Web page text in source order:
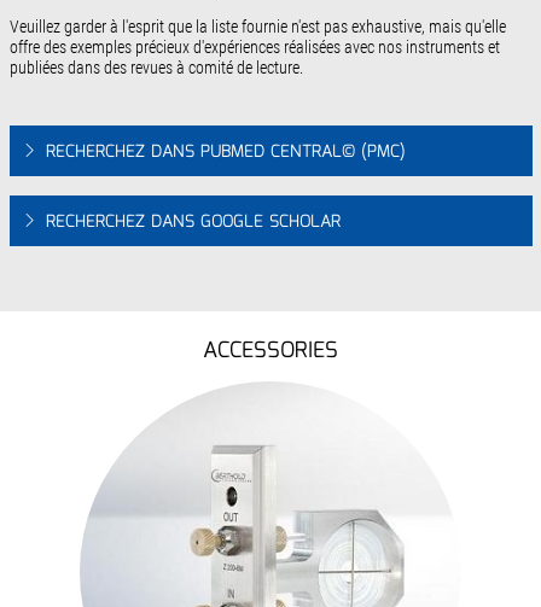
Veuillez garder à l'esprit que la liste fournie n'est pas exhaustive, mais qu'elle
offre des exemples précieux d'expériences réalisées avec nos instruments et
publiées dans des revues à comité de lecture.
RECHERCHEZ DANS PUBMED CENTRAL© (PMC)
RECHERCHEZ DANS GOOGLE SCHOLAR
ACCESSORIES